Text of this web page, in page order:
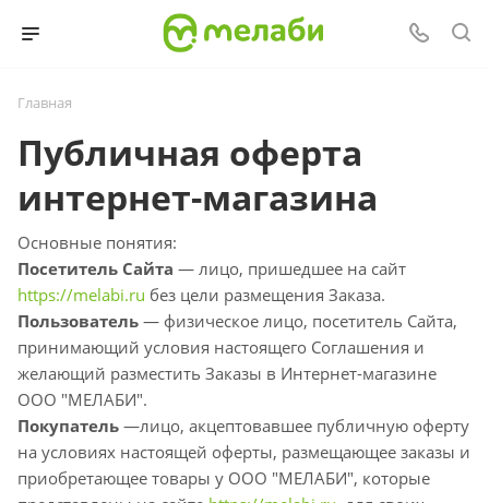
Главная
Публичная оферта
интернет-магазина
Основные понятия:
Посетитель Сайта — лицо, пришедшее на сайт
https://melabi.ru без цели размещения Заказа.
Пользователь — физическое лицо, посетитель Сайта,
принимающий условия настоящего Соглашения и
желающий разместить Заказы в Интернет-магазине
ООО "МЕЛАБИ".
Покупатель —лицо, акцептовавшее публичную оферту
на условиях настоящей оферты, размещающее заказы и
приобретающее товары у ООО "МЕЛАБИ", которые